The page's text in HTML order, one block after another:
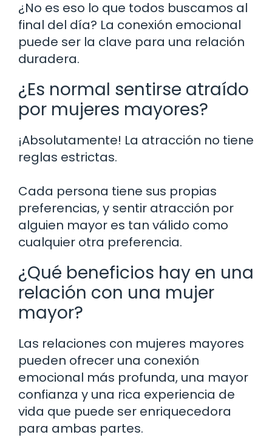
¿No es eso lo que todos buscamos al
final del día? La conexión emocional
puede ser la clave para una relación
duradera.
¿Es normal sentirse atraído
por mujeres mayores?
¡Absolutamente! La atracción no tiene
reglas estrictas.
Cada persona tiene sus propias
preferencias, y sentir atracción por
alguien mayor es tan válido como
cualquier otra preferencia.
¿Qué beneficios hay en una
relación con una mujer
mayor?
Las relaciones con mujeres mayores
pueden ofrecer una conexión
emocional más profunda, una mayor
confianza y una rica experiencia de
vida que puede ser enriquecedora
para ambas partes.